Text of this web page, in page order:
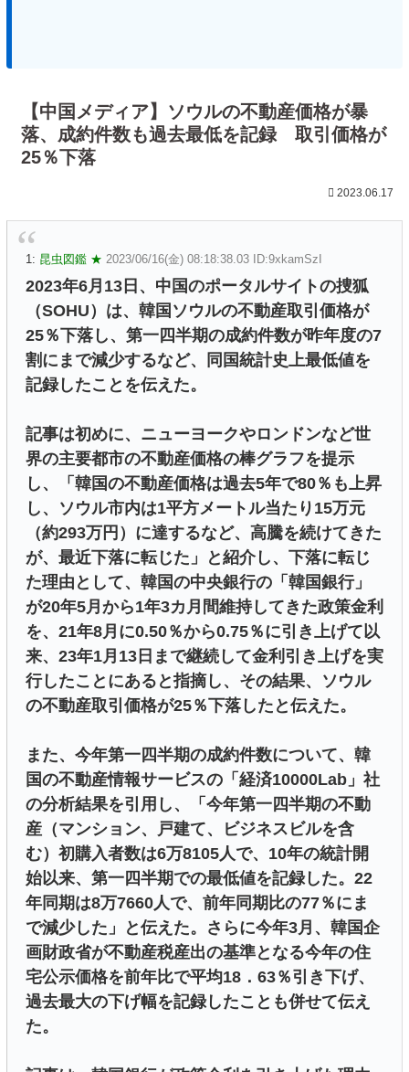
【中国メディア】ソウルの不動産価格が暴
落、成約件数も過去最低を記録 取引価格が
25％下落
2023.06.17
1: 昆虫図鑑 ★ 2023/06/16(金) 08:18:38.03 ID:9xkamSzI
2023年6月13日、中国のポータルサイトの捜狐
（SOHU）は、韓国ソウルの不動産取引価格が
25％下落し、第一四半期の成約件数が昨年度の7
割にまで減少するなど、同国統計史上最低値を
記録したことを伝えた。
記事は初めに、ニューヨークやロンドンなど世
界の主要都市の不動産価格の棒グラフを提示
し、「韓国の不動産価格は過去5年で80％も上昇
し、ソウル市内は1平方メートル当たり15万元
（約293万円）に達するなど、高騰を続けてきた
が、最近下落に転じた」と紹介し、下落に転じ
た理由として、韓国の中央銀行の「韓国銀行」
が20年5月から1年3カ月間維持してきた政策金利
を、21年8月に0.50％から0.75％に引き上げて以
来、23年1月13日まで継続して金利引き上げを実
行したことにあると指摘し、その結果、ソウル
の不動産取引価格が25％下落したと伝えた。
また、今年第一四半期の成約件数について、韓
国の不動産情報サービスの「経済10000Lab」社
の分析結果を引用し、「今年第一四半期の不動
産（マンション、戸建て、ビジネスビルを含
む）初購入者数は6万8105人で、10年の統計開
始以来、第一四半期での最低値を記録した。22
年同期は8万7660人で、前年同期比の77％にま
で減少した」と伝えた。さらに今年3月、韓国企
画財政省が不動産税産出の基準となる今年の住
宅公示価格を前年比で平均18．63％引き下げ、
過去最大の下げ幅を記録したことも併せて伝え
た。